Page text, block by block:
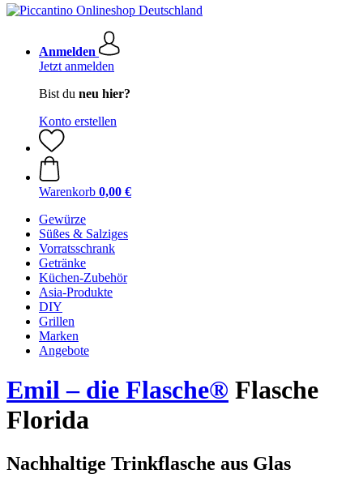
Anmelden
Jetzt anmelden
Bist du neu hier?
Konto erstellen
Warenkorb 0,00 €
Gewürze
Süßes & Salziges
Vorratsschrank
Getränke
Küchen-Zubehör
Asia-Produkte
DIY
Grillen
Marken
Angebote
Emil – die Flasche® Flasche
Florida
Nachhaltige Trinkflasche aus Glas